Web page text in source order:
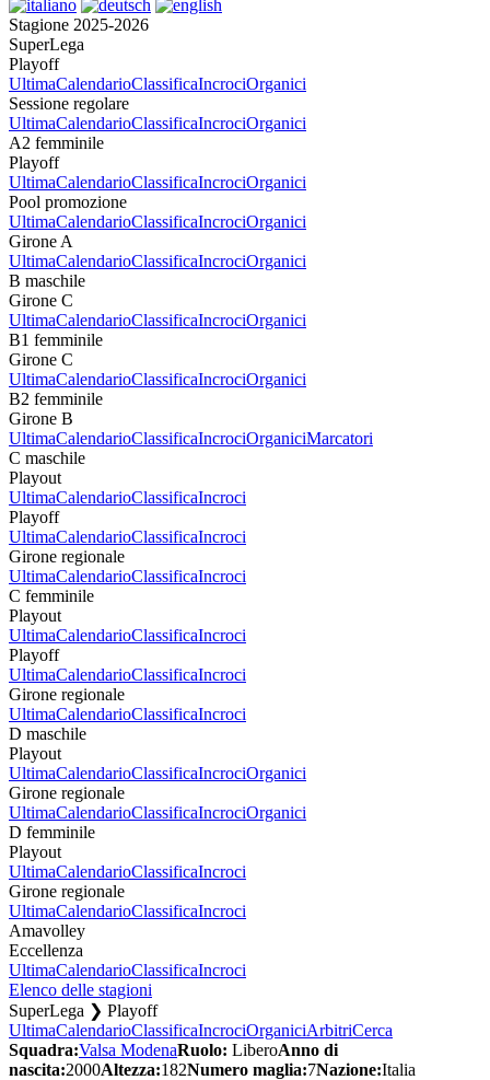
Stagione 2025-2026
SuperLega
Playoff
UltimaCalendarioClassificaIncrociOrganici
Sessione regolare
UltimaCalendarioClassificaIncrociOrganici
A2 femminile
Playoff
UltimaCalendarioClassificaIncrociOrganici
Pool promozione
UltimaCalendarioClassificaIncrociOrganici
Girone A
UltimaCalendarioClassificaIncrociOrganici
B maschile
Girone C
UltimaCalendarioClassificaIncrociOrganici
B1 femminile
Girone C
UltimaCalendarioClassificaIncrociOrganici
B2 femminile
Girone B
UltimaCalendarioClassificaIncrociOrganiciMarcatori
C maschile
Playout
UltimaCalendarioClassificaIncroci
Playoff
UltimaCalendarioClassificaIncroci
Girone regionale
UltimaCalendarioClassificaIncroci
C femminile
Playout
UltimaCalendarioClassificaIncroci
Playoff
UltimaCalendarioClassificaIncroci
Girone regionale
UltimaCalendarioClassificaIncroci
D maschile
Playout
UltimaCalendarioClassificaIncrociOrganici
Girone regionale
UltimaCalendarioClassificaIncrociOrganici
D femminile
Playout
UltimaCalendarioClassificaIncroci
Girone regionale
UltimaCalendarioClassificaIncroci
Amavolley
Eccellenza
UltimaCalendarioClassificaIncroci
Elenco delle stagioni
SuperLega ❯ Playoff
UltimaCalendarioClassificaIncrociOrganiciArbitriCerca
Squadra:Valsa ModenaRuolo: LiberoAnno di
nascita:2000Altezza:182Numero maglia:7Nazione:Italia